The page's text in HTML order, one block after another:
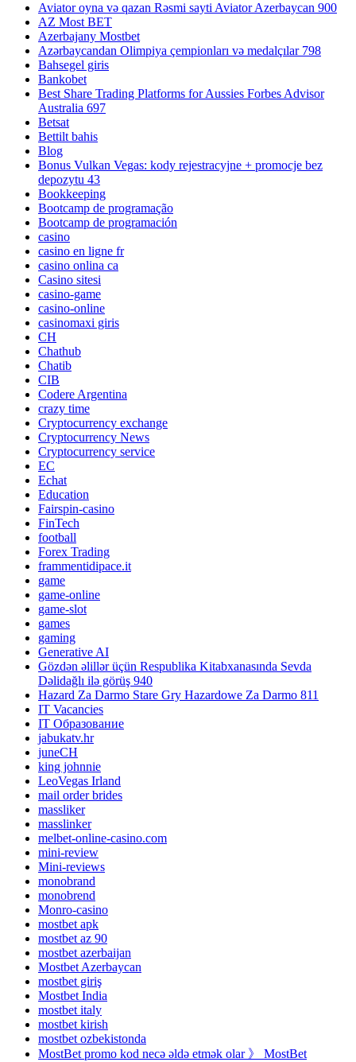
Aviator oyna və qazan Rəsmi sayti Aviator Azerbaycan 900
AZ Most BET
Azerbajany Mostbet
Azərbaycandan Olimpiya çempionları və medalçılar 798
Bahsegel giris
Bankobet
Best Share Trading Platforms for Aussies Forbes Advisor
Australia 697
Betsat
Bettilt bahis
Blog
Bonus Vulkan Vegas: kody rejestracyjne + promocje bez
depozytu 43
Bookkeeping
Bootcamp de programação
Bootcamp de programación
casino
casino en ligne fr
casino onlina ca
Casino sitesi
casino-game
casino-online
casinomaxi giris
CH
Chathub
Chatib
CIB
Codere Argentina
crazy time
Cryptocurrency exchange
Cryptocurrency News
Cryptocurrency service
EC
Echat
Education
Fairspin-casino
FinTech
football
Forex Trading
frammentidipace.it
game
game-online
game-slot
games
gaming
Generative AI
Gözdən əlillər üçün Respublika Kitabxanasında Sevda
Dəlidağlı ilə görüş 940
Hazard Za Darmo Stare Gry Hazardowe Za Darmo 811
IT Vacancies
IT Образование
jabukatv.hr
juneCH
king johnnie
LeoVegas Irland
mail order brides
massliker
masslinker
melbet-online-casino.com
mini-review
Mini-reviews
monobrand
monobrend
Monro-casino
mostbet apk
mostbet az 90
mostbet azerbaijan
Mostbet Azerbaycan
mostbet giriş
Mostbet India
mostbet italy
mostbet kirish
mostbet ozbekistonda
MostBet promo kod necə əldə etmək olar 》 MostBet